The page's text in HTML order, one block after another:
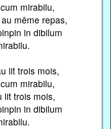
mirabilu,
même repas,
in dibilum
lit trois mois,
mirabilu,
lit trois mois,
in dibilum